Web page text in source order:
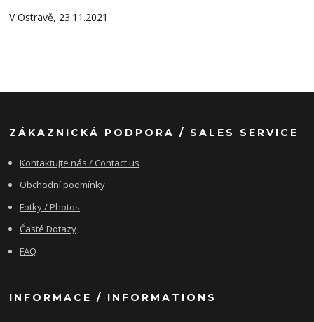
V Ostravě, 23.11.2021
ZÁKAZNICKÁ PODPORA / SALES SERVICE
Kontaktujte nás / Contact us
Obchodní podmínky
Fotky / Photos
Časté Dotazy
FAQ
INFORMACE / INFORMATIONS